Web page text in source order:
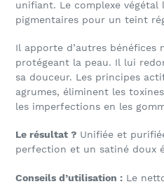
unifiant. Le complexe végétal
pigmentaires pour un teint
Il apporte d’autres bénéfices
protégeant la peau. Il lui
sa douceur. Les principes
agrumes, éliminent les
les imperfections en les
Le résultat ? Unifiée et
perfection et un satiné doux
Conseils d’utilisation : Le